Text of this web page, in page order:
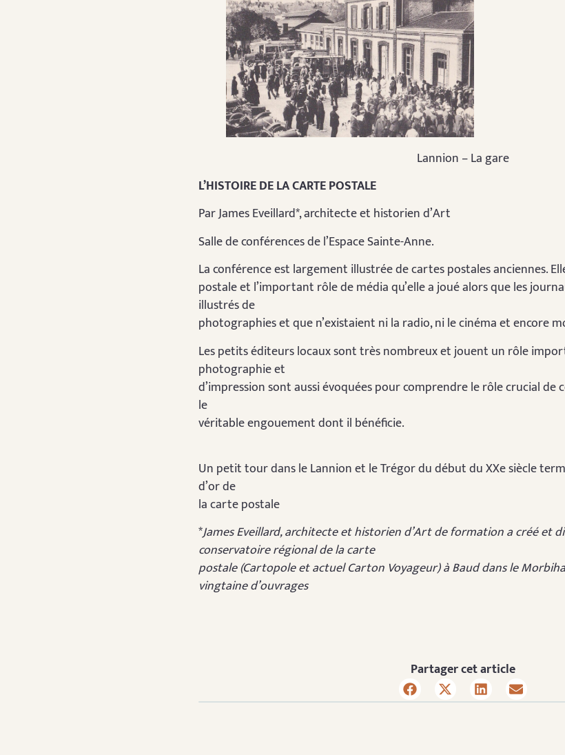
Lannion – La gare
L’HISTOIRE DE LA CARTE POSTALE
Par James Eveillard*, architecte et historien d’Art
Salle de conférences de l’Espace Sainte-Anne.
La conférence est largement illustrée de cartes postales anciennes.
postale et l’important rôle de média qu’elle a joué alors que les
illustrés de
photographies et que n’existaient ni la radio, ni le cinéma et encore
Les petits éditeurs locaux sont très nombreux et jouent un rôle
photographie et
d’impression sont aussi évoquées pour comprendre le rôle crucial de
le
véritable engouement dont il bénéficie.
Un petit tour dans le Lannion et le Trégor du début du XXe siècle
d’or de
la carte postale
*James Eveillard, architecte et historien d’Art de formation a créé et
conservatoire régional de la carte
postale (Cartopole et actuel Carton Voyageur) à Baud dans le
vingtaine d’ouvrages
Partager cet article